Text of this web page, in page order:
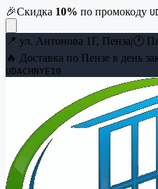
🎉Скидка 10% по промокоду
📍 ул. Антонова 1Г, Пенза|🕐
🔥 Доставка по Пензе в день
UDACHNYE10